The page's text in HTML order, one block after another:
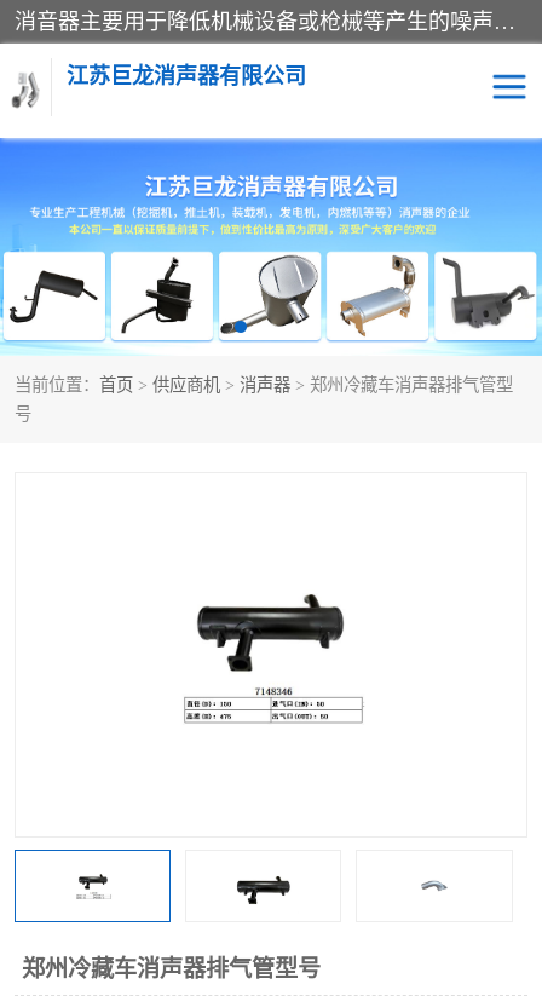
消音器主要用于降低机械设备或枪械等产生的噪声。它通过阻尼或增加排气面积来降低排气速度和功率，从而降低噪声。常见的消音器类型包括阻性消声器、抗性消声器、共振消声器以及阻抗复合式消声器等。这些消音器各有特点，适用于不同频率的噪声消除。
江苏巨龙消声器有限公司
当前位置： 首页 > 供应商机 > 消声器 > 郑州冷藏车消声器排气管型
号
郑州冷藏车消声器排气管型号
消声器